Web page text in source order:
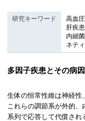
研究キーワード
高血
肝疾
内細
ネテ
多因子疾患とその病
生体の恒常性維は神経性
これらの調節系が外的
系列で応答して代償さ